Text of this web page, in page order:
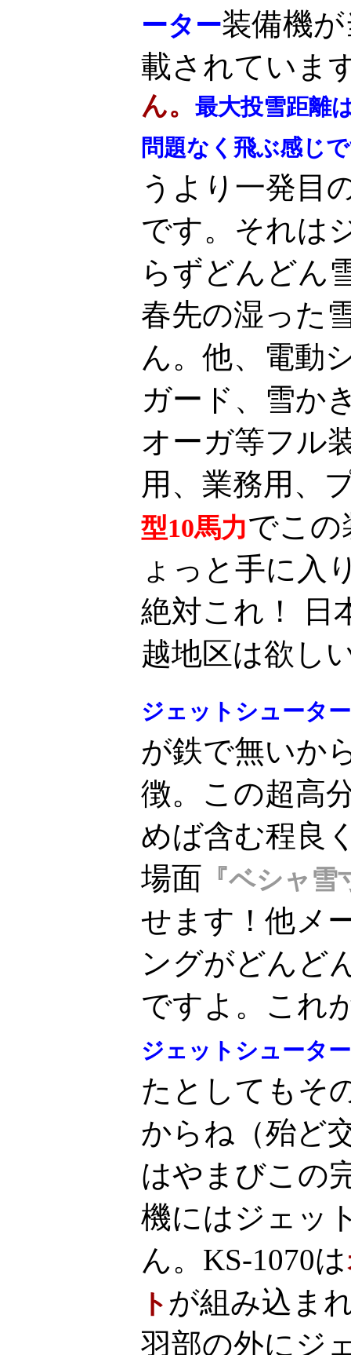
ーター装備機
載されていま
ん。 最大投雪距離
問題なく飛ぶ感じ
うより一発目
です。それは
らずどんどん
春先の湿った
ん。他、電動
ガード、雪か
オーガ等フル
用、業務用、
型10馬力でこの
ょっと手に入
絶対これ！ 日
越地区は欲し
ジェットシューター
が鉄で無いか
徴。この超高
めば含む程良
場面 『ベシャ雪
せます！他メ
ングがどんど
ですよ。これ
ジェットシューター
たとしてもそ
からね（殆ど
はやまびこの
機にはジェッ
ん。KS-1070は
ト が組み込ま
羽部の外にジ